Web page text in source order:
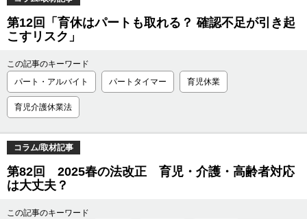
第12回「育休はパートも取れる？ 確認不足が引き起
こすリスク」
この記事のキーワード
パート・アルバイト
パートタイマー 育児休業
育児介護休業法
コラム/取材記事
第82回 2025春の法改正 育児・介護・高齢者対応
は大丈夫？
この記事のキーワード